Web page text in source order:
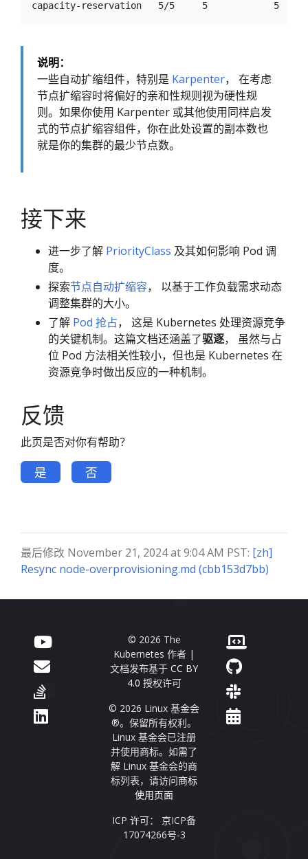
说明：
一些自动扩缩组件，特别是 Karpenter， 在考虑
节点扩缩容时将偏好的亲和性规则视为硬性规
则。如果你使用 Karpenter 或其他使用同样启发
式的节点扩缩容组件，你在此处设置的副本数也
就是你的集群的最少节点数。
接下来
进一步了解 PriorityClass 及其如何影响 Pod 调
度。
探索节点自动扩缩容， 以基于工作负载需求动态
调整集群的大小。
了解 Pod 抢占， 这是 Kubernetes 处理资源竞争
的关键机制。这篇文档还涵盖了驱逐， 虽然与占
位 Pod 方法相关性较小，但也是 Kubernetes 在
资源竞争时做出反应的一种机制。
反馈
此页是否对你有帮助？
是 否
最后修改 November 21, 2024 at 9:04 AM PST: [zh]
Resync node-overprovisioning.md (cbb153d7bb)
© 2026 The
Kubernetes 作者 |
文档发布基于 CC BY
4.0 授权许可
© 2026 Linux 基金会
®。保留所有权利。
Linux 基金会已注册
并使用商标。如需了
解 Linux 基金会的商
标列表，请访问商标
使用页面
ICP 许可： 京ICP备
17074266号-3